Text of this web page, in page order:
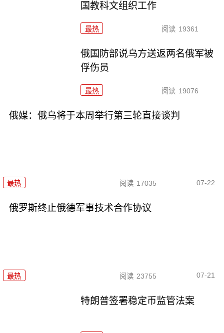
国教科文组织工作
最热 阅读 19361
俄国防部说乌方送返两名俄军被
俘伤员
最热 阅读 19076
俄媒：俄乌将于本周举行第三轮直接谈判
最热 阅读 17035 07-22
俄罗斯终止俄德军事技术合作协议
最热 阅读 23755 07-21
特朗普签署稳定币监管法案